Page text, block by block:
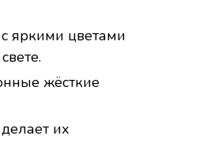
яркими цветами
жёсткие
их